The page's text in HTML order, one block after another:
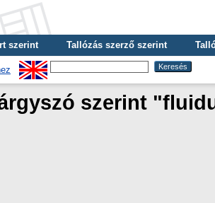
szerint Tallózás szerző szerint
szerint